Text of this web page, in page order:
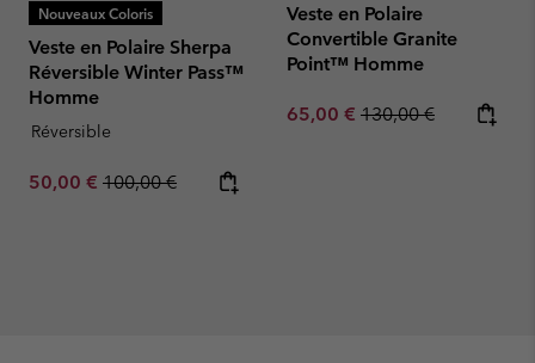
Nouveaux Coloris
Veste en Polaire Sherpa
Réversible Winter Pass™
Homme
Réversible
Sale price:
50,00 € Regular price:
100,00 €
Veste en Polaire
Convertible Granite
Point™ Homme
Sale price:
65,00 € Regular price:
130,00 €